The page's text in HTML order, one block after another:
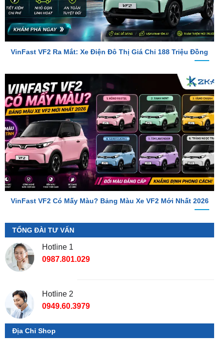
VinFast VF2 Ra Mắt: Xe Điện Đô Thị Giá Chỉ 188 Triệu Đồng
VinFast VF2 Có Mấy Màu? Bảng Màu Xe VF2 Mới Nhất 2026
TỔNG ĐÀI TƯ VẤN
Hotline 1
0987.801.029
Địa Chỉ Shop
📌 Chi Nhánh Hồ Chí Minh: 277-279 Đường số 9A, KDC
Trung Sơn, Bình Chánh, Tp.HCM